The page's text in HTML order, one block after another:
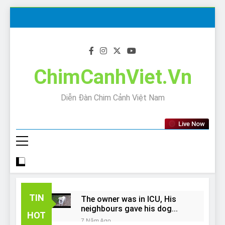
ChimCanhViet.Vn
Diễn Đàn Chim Cảnh Việt Nam
Live Now
TIN
HOT
The owner was in ICU, His
neighbours gave his dog
away!
7 Năm Ago